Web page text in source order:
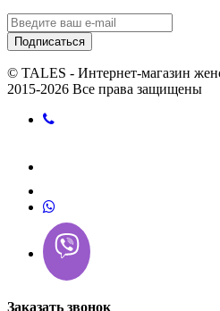
Подписаться
© TALES - Интернет-магазин
2015-2026 Все права защищены
Заказать звонок